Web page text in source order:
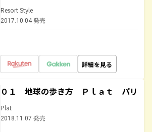
Resort Style
2017.10.04 発売
詳細を見る
０１ 地球の歩き方 Ｐｌａｔ パリ
Plat
2018.11.07 発売